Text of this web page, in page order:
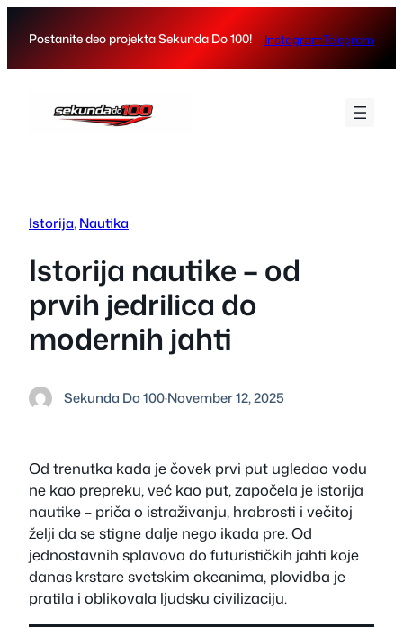
Postanite deo projekta Sekunda Do 100! InstagramTelegram
Istorija, Nautika
Istorija nautike – od
prvih jedrilica do
modernih jahti
Sekunda Do 100·November 12, 2025
Od trenutka kada je čovek prvi put ugledao vodu
ne kao prepreku, već kao put, započela je istorija
nautike – priča o istraživanju, hrabrosti i večitoj
želji da se stigne dalje nego ikada pre. Od
jednostavnih splavova do futurističkih jahti koje
danas krstare svetskim okeanima, plovidba je
pratila i oblikovala ljudsku civilizaciju.